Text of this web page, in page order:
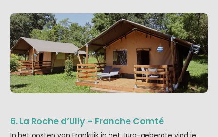
6. La Roche d’Ully – Franche Comté
In het oosten van Frankrijk in het Jura-gebergte vind je